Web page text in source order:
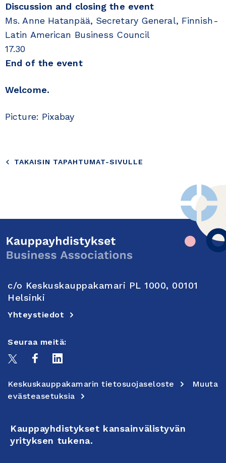
Discussion and closing the event
Ms. Anne Hatanpää, Secretary General, Finnish-
Latin American Business Council
17.30
End of the event
Welcome.
Picture: Pixabay
TAKAISIN TAPAHTUMAT-SIVULLE
c/o Keskuskauppakamari PL 1000, 00101
Helsinki
Yhteystiedot
Seuraa meitä:
Keskuskauppakamarin tietosuojaseloste
Muuta
evästeasetuksia
Kauppayhdistykset kansainvälistyvän
yrityksen tukena.